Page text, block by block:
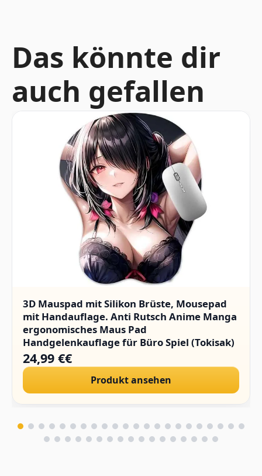
Das könnte dir
auch gefallen
3D Mauspad mit Silikon Brüste, Mousepad
mit Handauflage. Anti Rutsch Anime Manga
ergonomisches Maus Pad
Handgelenkauflage für Büro Spiel (Tokisak)
24,99 €€
Produkt ansehen